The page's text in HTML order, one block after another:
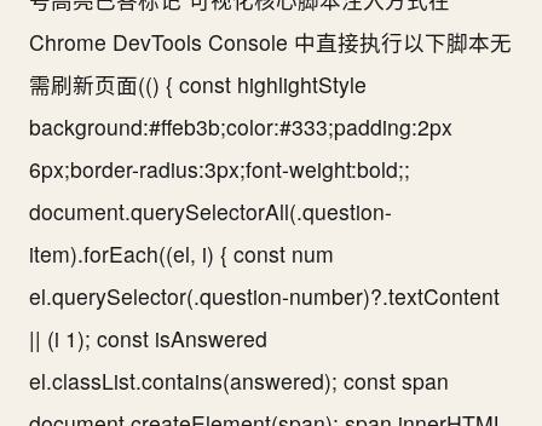
Chrome DevTools Console 中直接执行以下脚本无
需刷新页面(() { const highlightStyle
background:#ffeb3b;color:#333;padding:2px
6px;border-radius:3px;font-weight:bold;;
document.querySelectorAll(.question-
item).forEach((el, i) { const num
el.querySelector(.question-number)?.textContent
|| (i 1); const isAnswered
el.classList.contains(answered); const span